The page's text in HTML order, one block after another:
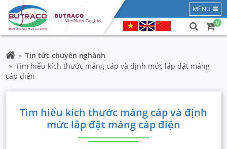
MENU
0
Tin tức chuyên nghành
Tìm hiểu kích thước máng cáp và định mức lắp đặt máng
cáp điện
Tìm hiểu kích thước máng cáp và định
mức lắp đặt máng cáp điện